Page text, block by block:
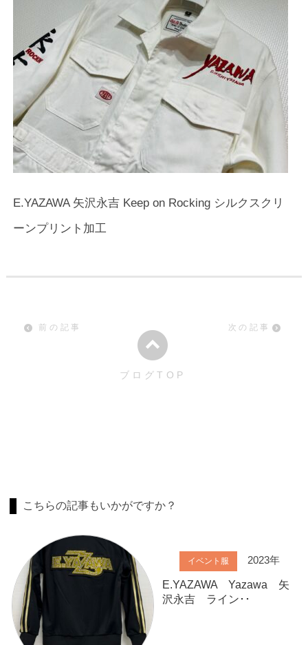
E.YAZAWA 矢沢永吉 Keep on Rocking シルクスクリ
ーンプリント加工
前の記事
ブログTOP
次の記事
こちらの記事もいかがですか？
イベント服 2023年
E.YAZAWA Yazawa 矢
沢永吉 ライン･･